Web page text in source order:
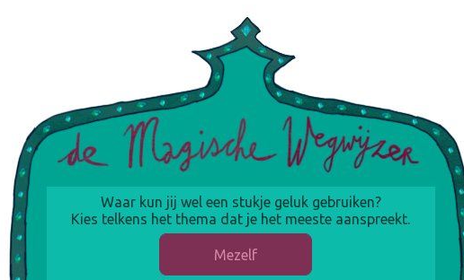
Waar kun jij wel een stukje geluk gebruiken?
Kies telkens het thema dat je het meeste aanspreekt.
Mezelf